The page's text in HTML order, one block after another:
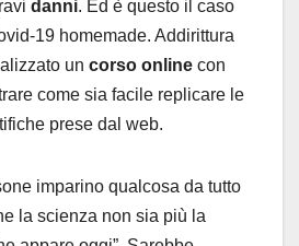
danni. Ed è questo il caso
19 homemade. Addirittura
un corso online con
come sia facile replicare le
prese dal web.
imparino qualcosa da tutto
la scienza non sia più la